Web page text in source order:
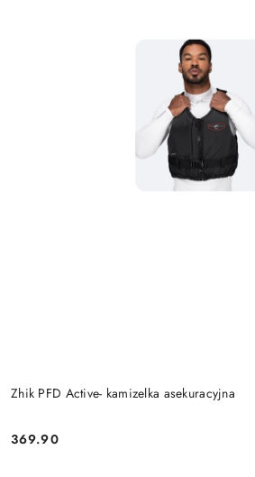
Zhik PFD Active- kamizelka asekuracyjna
Cena:
369.90